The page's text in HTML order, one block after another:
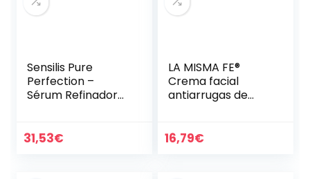
Sensilis Pure
Perfection –
Sérum Refinador
31,53€
LA MISMA FE®
Crema facial
antiarrugas de
planctón, ácido
16,79€